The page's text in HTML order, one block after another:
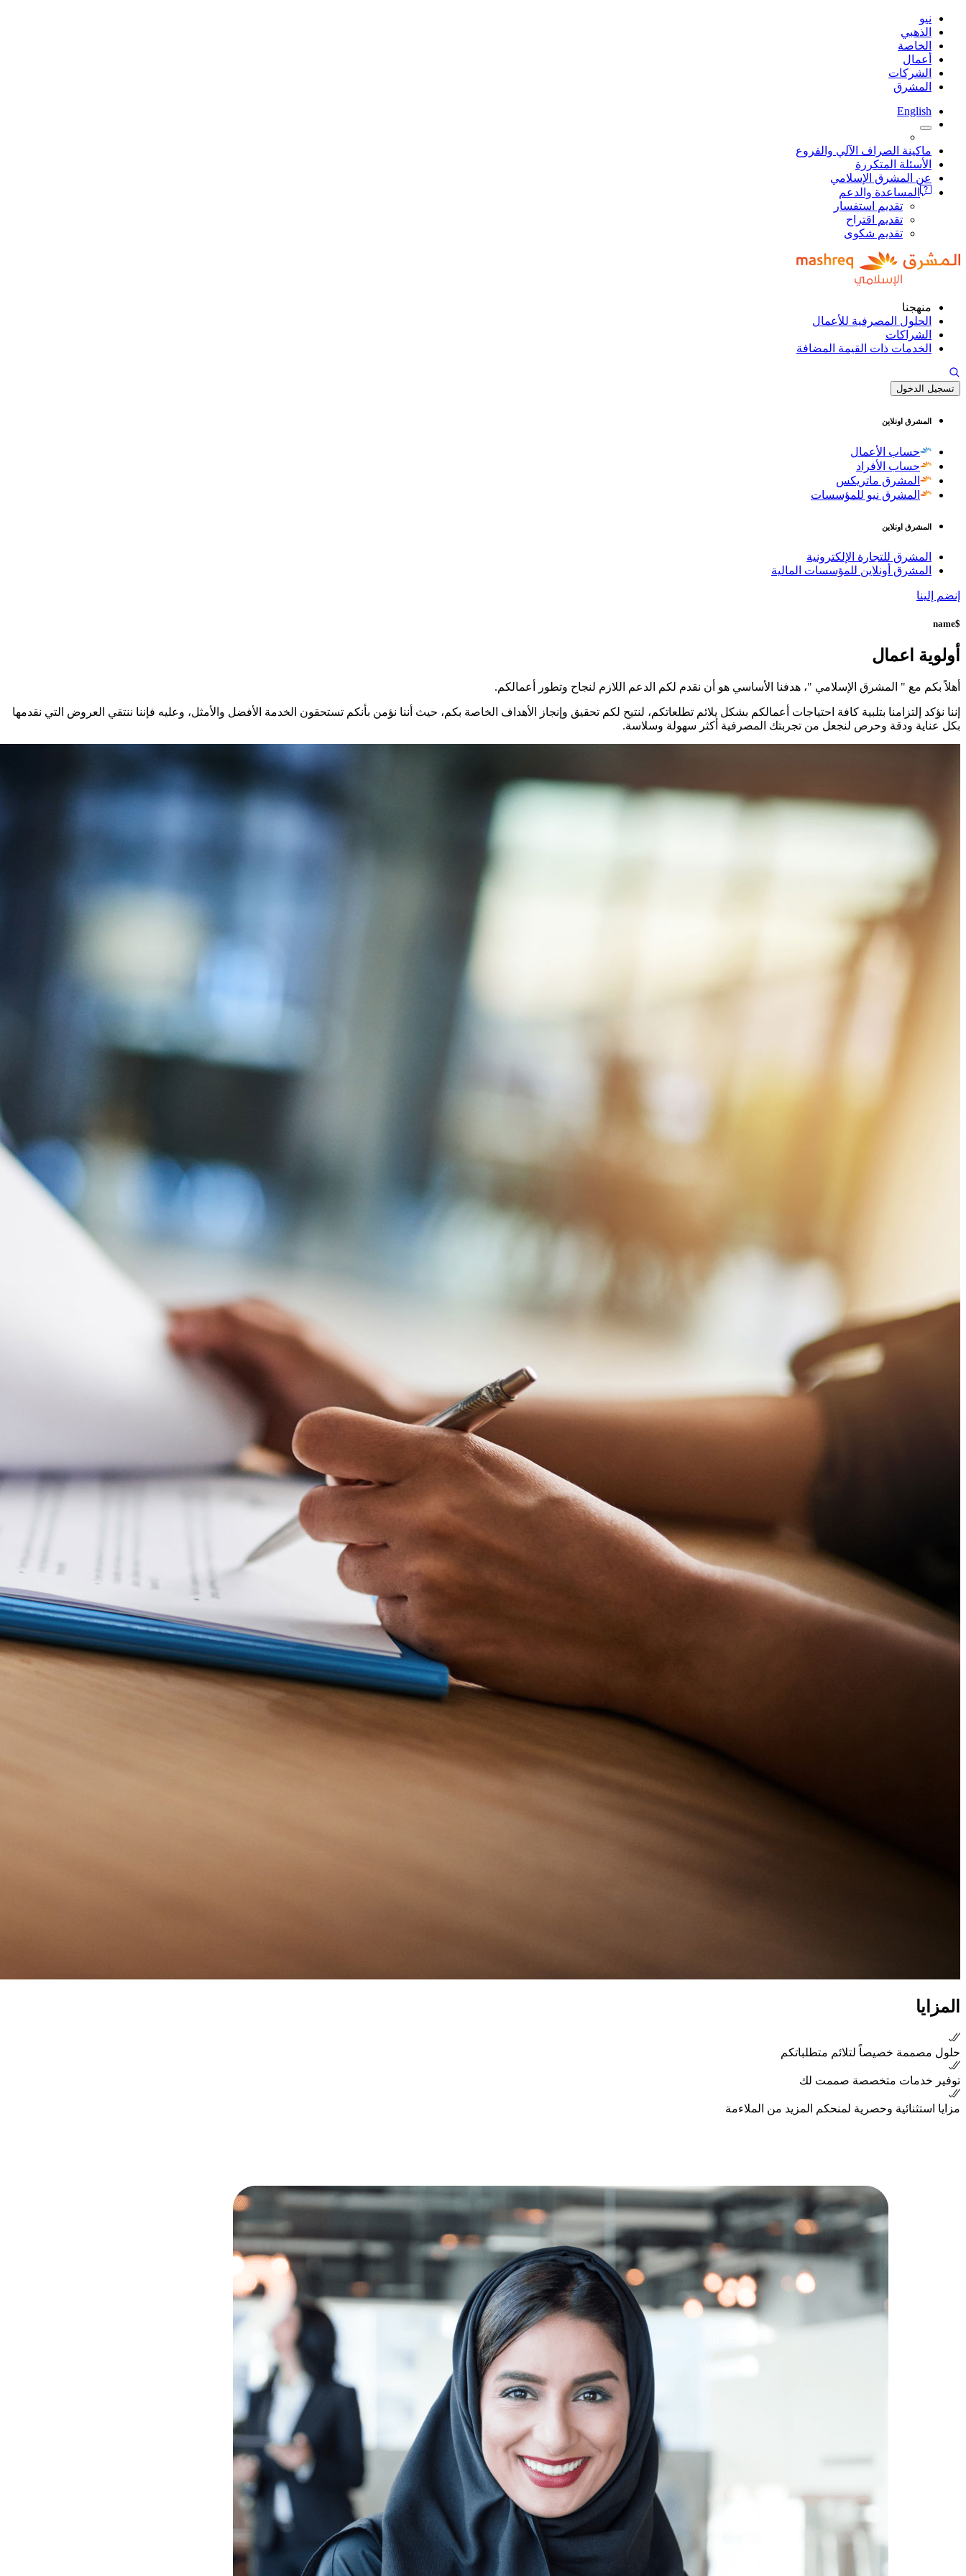
نيو
الذهبي
الخاصة
أعمال
الشركات
المشرق
English
ماكينة الصراف الآلي والفروع
الأسئلة المتكررة
عن المشرق الإسلامي
المساعدة والدعم
تقديم استفسار
تقديم اقتراح
تقديم شكوى
منهجنا
الحلول المصرفية للأعمال
الشراكات
الخدمات ذات القيمة المضافة
تسجيل الدخول
المشرق اونلاين
حساب الأعمال
حساب الأفراد
المشرق ماتريكس
المشرق نيو للمؤسسات
المشرق اونلاين
المشرق للتجارة الإلكترونية
المشرق أونلاين للمؤسسات المالية
إنضم إلينا
$name
أولوية اعمال
أهلاً بكم مع " المشرق الإسلامي "، هدفنا الأساسي هو أن نقدم لكم الدعم اللازم لنجاح وتطور أعمالكم.
إننا نؤكد إلتزامنا بتلبية كافة احتياجات أعمالكم بشكل يلائم تطلعاتكم، لنتيح لكم تحقيق وإنجاز الأهداف الخاصة بكم، حيث أننا نؤمن بأنكم تستحقون الخدمة الأفضل والأمثل، وعليه فإننا ننتقي العروض التي نقدمها
بكل عناية ودقة وحرص لنجعل من تجربتك المصرفية أكثر سهولة وسلاسة.
المزايا
حلول مصممة خصيصاً لتلائم متطلباتكم
توفير خدمات متخصصة صممت لك
مزايا استثنائية وحصرية لمنحكم المزيد من الملاءمة